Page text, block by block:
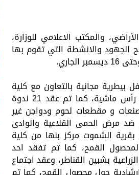
والمكتب الاعلامي للوزارة،
يوضح الجهود والانشطة التي تقوم بها
نفذت مديرية الطب البيطري بمحافظة الجيزة، 9 قوافل بيطرية مجانية بالتعاون مع كلية
الطب البيطرى جامعة القاهرة، حيث تم تقديم خدمات العلاج لـ (10349) رأس ماشية، كما تم عقد 21 ندوة
على اسواق اللحوم، حيث تم 5048 كجم مصنعات و مقطعات لحوم ودواجن غير
تم تحصين 142 ألف و 890 رأس ماشية ضد مرض الحمى القلاعية والوادى
بقرية الشموت مركز بنها من كلية
القمح، كما تم تفقد احد
بشبين القناطر، وعقد اجتماع